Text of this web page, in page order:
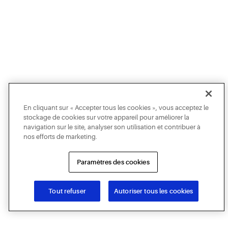
En cliquant sur « Accepter tous les cookies », vous acceptez le
stockage de cookies sur votre appareil pour améliorer la
navigation sur le site, analyser son utilisation et contribuer à
nos efforts de marketing.
Paramètres des cookies
Tout refuser Autoriser tous les cookies